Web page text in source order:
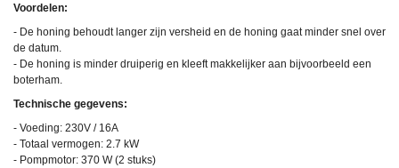
Voordelen:
- De honing behoudt langer zijn versheid en de honing gaat minder snel over
de datum.
- De honing is minder druiperig en kleeft makkelijker aan bijvoorbeeld een
boterham.
Technische gegevens:
- Voeding: 230V / 16A
- Totaal vermogen: 2.7 kW
- Pompmotor: 370 W (2 stuks)